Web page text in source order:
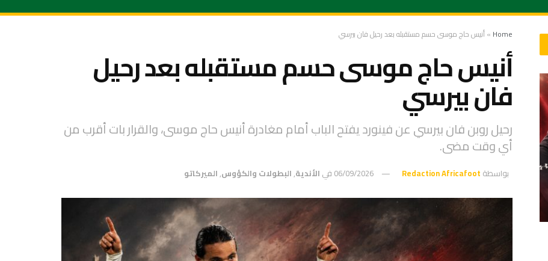
Home
»أنيس حاج موسى حسم مستقبله بعد رحيل فان بيرسي
أنيس حاج موسى حسم مستقبله بعد رحيل
فان بيرسي
رحيل روبن فان بيرسي عن فينورد يفتح الباب أمام مغادرة أنيس حاج موسى، والقرار بات أقرب من
أي وقت مضى.
بواسطة Redaction Africafoot
06/09/2026 في الأندية,البطولات والكؤوس,الميركاتو